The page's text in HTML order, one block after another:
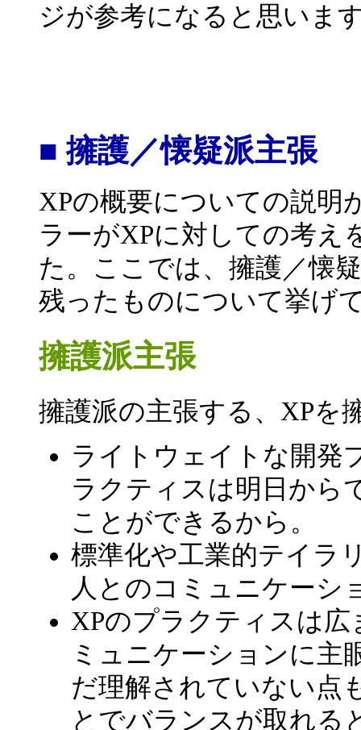
ジが参考になると思いま
■ 擁護／懐疑派主張
XPの概要についての説明
ラーがXPに対しての考え
た。ここでは、擁護／懐
残ったものについて挙げ
擁護派主張
擁護派の主張する、XPを
ライトウェイトな開発
ラクティスは明日から
ことができるから。
標準化や工業的テイラ
人とのコミュニケーシ
XPのプラクティスは
ミュニケーションに主
だ理解されていない点
とでバランスが取れる